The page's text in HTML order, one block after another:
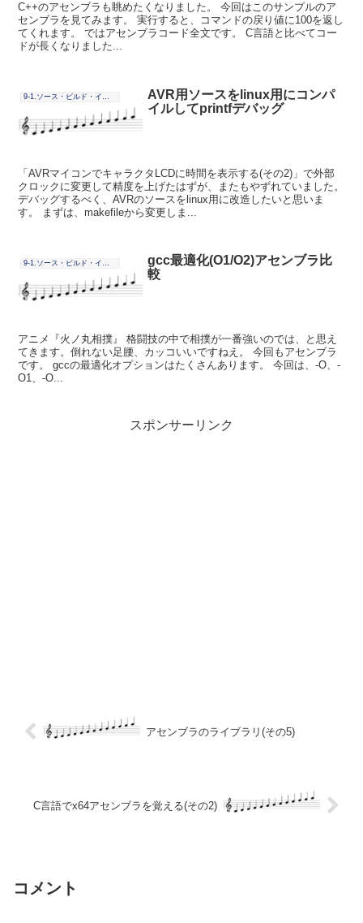
C++のアセンブラも眺めたくなりました。 今回はこのサンプルのア
センブラを見てみます。 実行すると、コマンドの戻り値に100を返し
てくれます。 ではアセンブラコード全文です。 C言語と比べてコー
ドが長くなりました...
9-1.ソース・ビルド・インストール
AVR用ソースをlinux用にコンパ
イルしてprintfデバッグ
「AVRマイコンでキャラクタLCDに時間を表示する(その2)」で外部
クロックに変更して精度を上げたはずが、またもやずれていました。
デバッグするべく、AVRのソースをlinux用に改造したいと思いま
す。 まずは、makefileから変更しま...
gcc最適化(O1/O2)アセンブラ比
較
アニメ『火ノ丸相撲』 格闘技の中で相撲が一番強いのでは、と思え
てきます。倒れない足腰、カッコいいですねえ。 今回もアセンブラ
です。 gccの最適化オプションはたくさんあります。 今回は、-O、-
O1、-O...
スポンサーリンク
アセンブラのライブラリ(その5)
C言語でx64アセンブラを覚える(その2)
コメント